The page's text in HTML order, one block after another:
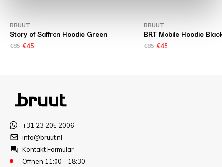
BRUUT
Story of Saffron Hoodie Green
€85 €45
BRUUT
BRT Mobile Hoodie
€85 €45
+31 23 205 2006
info@bruut.nl
Kontakt Formular
Öffnen 11:00 - 18:30